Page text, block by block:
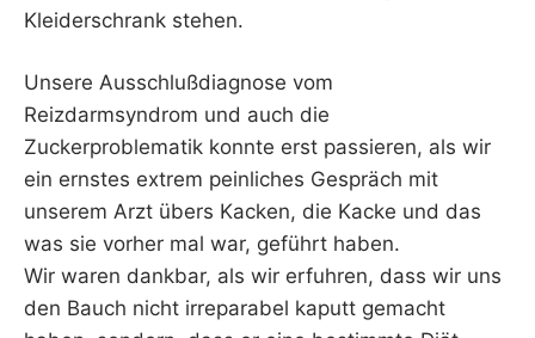
Kleiderschrank stehen.
Unsere Ausschlußdiagnose vom
Reizdarmsyndrom und auch die
Zuckerproblematik konnte erst passieren, als wir
ein ernstes extrem peinliches Gespräch mit
unserem Arzt übers Kacken, die Kacke und das
was sie vorher mal war, geführt haben.
Wir waren dankbar, als wir erfuhren, dass wir uns
den Bauch nicht irreparabel kaputt gemacht